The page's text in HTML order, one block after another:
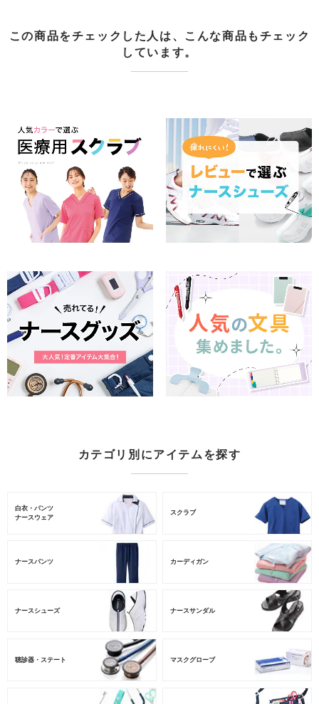
この商品をチェックした人は、こんな商品もチェック
しています。
カテゴリ別にアイテムを探す
白衣・パンツ
ナースウェア
スクラブ
ナースパンツ カーディガン
ナースシューズ ナースサンダル
聴診器・ステート マスクグローブ